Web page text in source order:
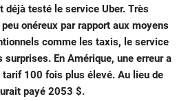
déjà testé le service Uber. Très
onéreux par rapport aux moyens
comme les taxis, le service
En Amérique, une erreur a
100 fois plus élevé. Au lieu de
payé 2053 $.